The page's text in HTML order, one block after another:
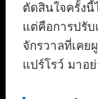
ตัดสินใจครั้งนี้
แต่คือการปรั
จักรวาลที่เค
แปร์โรว์ มาอ